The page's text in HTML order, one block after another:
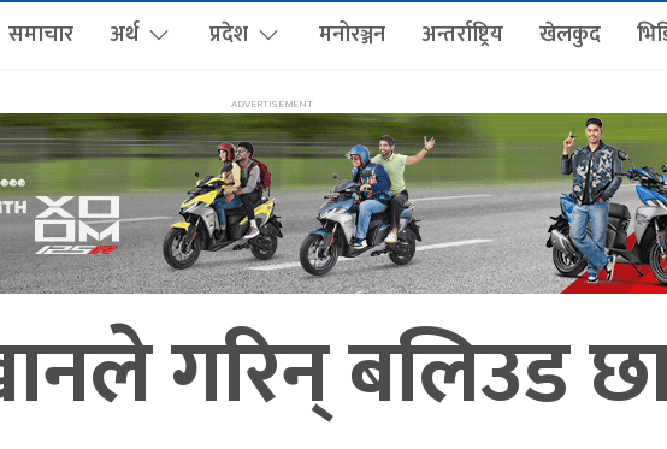
समाचार अर्थ प्रदेश मनोरञ्जन अन्तर्राष्ट्रिय खेलकुद
गरिन् बलिउड